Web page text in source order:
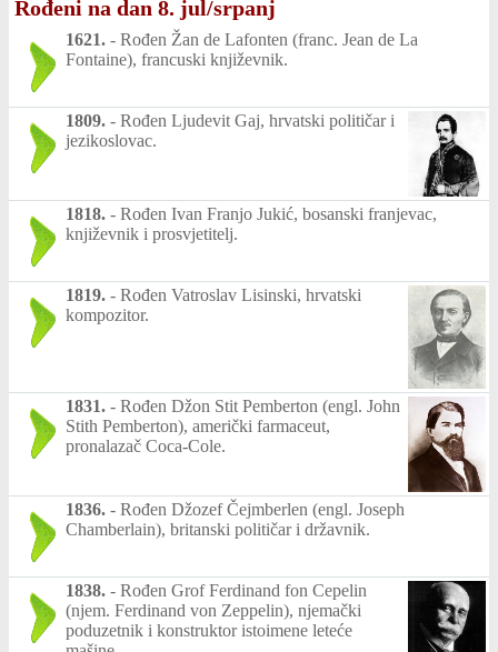
Rođeni na dan 8. jul/srpanj
1621. - Rođen Žan de Lafonten (franc. Jean de La
Fontaine), francuski književnik.
1809. - Rođen Ljudevit Gaj, hrvatski političar i
jezikoslovac.
1818. - Rođen Ivan Franjo Jukić, bosanski franjevac,
književnik i prosvjetitelj.
1819. - Rođen Vatroslav Lisinski, hrvatski
kompozitor.
1831. - Rođen Džon Stit Pemberton (engl. John
Stith Pemberton), američki farmaceut,
pronalazač Coca-Cole.
1836. - Rođen Džozef Čejmberlen (engl. Joseph
Chamberlain), britanski političar i državnik.
1838. - Rođen Grof Ferdinand fon Cepelin
(njem. Ferdinand von Zeppelin), njemački
poduzetnik i konstruktor istoimene leteće